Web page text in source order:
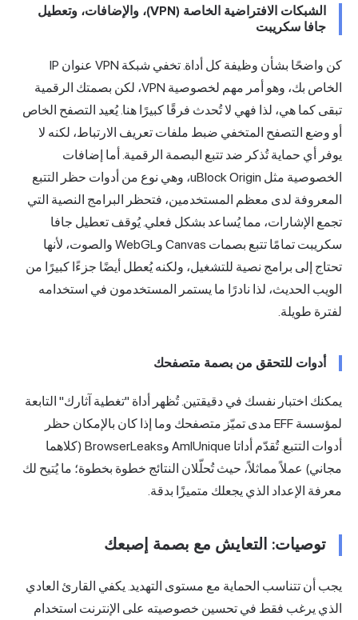
الشبكات الافتراضية الخاصة (VPN)، والإضافات، وتعطيل
جافا سكريبت
كن واضحًا بشأن وظيفة كل أداة. تخفي شبكة VPN
عنوان IP
الخاص بك، وهو أمر مهم لخصوصية VPN، لكن
بصمتك الرقمية
تبقى كما هي، لذا فهي لا تُحدث فرقًا كبيرًا هنا. يُعيد التصفح الخاص
أو وضع التصفح المتخفي ضبط ملفات تعريف الارتباط، لكنه لا
يوفر أي حماية تُذكر ضد تتبع البصمة الرقمية. أما إضافات
الخصوصية مثل uBlock Origin، وهي نوع من أدوات حظر التتبع
المعروفة لدى معظم المستخدمين، فتحظر البرامج النصية التي
تجمع الإشارات، مما يُساعد بشكل فعلي. يُوقف تعطيل جافا
سكريبت تمامًا تتبع بصمات Canvas وWebGL والصوت، لأنها
تحتاج إلى برامج نصية للتشغيل، ولكنه يُعطل أيضًا جزءًا كبيرًا من
الويب الحديث، لذا نادرًا ما يستمر المستخدمون في استخدامه
لفترة طويلة.
أدوات للتحقق من بصمة متصفحك
يمكنك اختبار نفسك في دقيقتين. تُظهر أداة "تغطية آثارك" التابعة
لمؤسسة EFF مدى تميّز متصفحك وما إذا كان بالإمكان حظر
أدوات التتبع. تُقدّم أداتا AmIUnique
وBrowserLeaks (كلاهما
مجاني) عملاً مماثلاً، حيث تُحلّلان النتائج خطوة بخطوة؛ ما يُتيح لك
معرفة الإعداد الذي يجعلك متميزًا بدقة.
توصيات: التعايش مع بصمة إصبعك
يجب أن تتناسب الحماية مع مستوى التهديد. يكفي القارئ العادي
الذي يرغب فقط في تحسين خصوصيته على الإنترنت استخدام